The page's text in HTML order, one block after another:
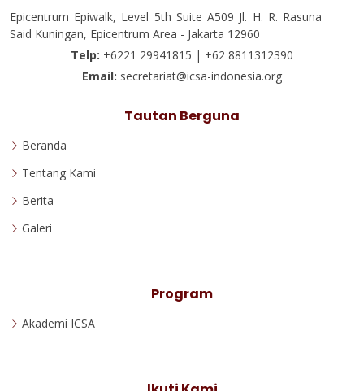
Epicentrum Epiwalk, Level 5th Suite A509 Jl. H. R. Rasuna
Said Kuningan, Epicentrum Area - Jakarta 12960
Telp: +6221 29941815 | +62 8811312390
Email: secretariat@icsa-indonesia.org
Tautan Berguna
Beranda
Tentang Kami
Berita
Galeri
Program
Akademi ICSA